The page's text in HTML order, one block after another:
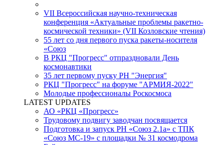
VII Всероссийская научно-техническая
конференция «Актуальные проблемы ракетно-
космической техники» (VII Козловские чтения)
55 лет со дня первого пуска ракеты-носителя
«Союз
В РКЦ "Прогресс" отпраздновали День
космонавтики
35 лет первому пуску РН "Энергия"
РКЦ "Прогресс" на форуме "АРМИЯ-2022"
Молодые профессионалы Роскосмоса
LATEST UPDATES
АО «РКЦ «Прогресс»
Трудовому подвигу заводчан посвящается
Подготовка и запуск РН «Союз 2.1а» с ТПК
«Союз МС-19» с площадки № 31 космодрома